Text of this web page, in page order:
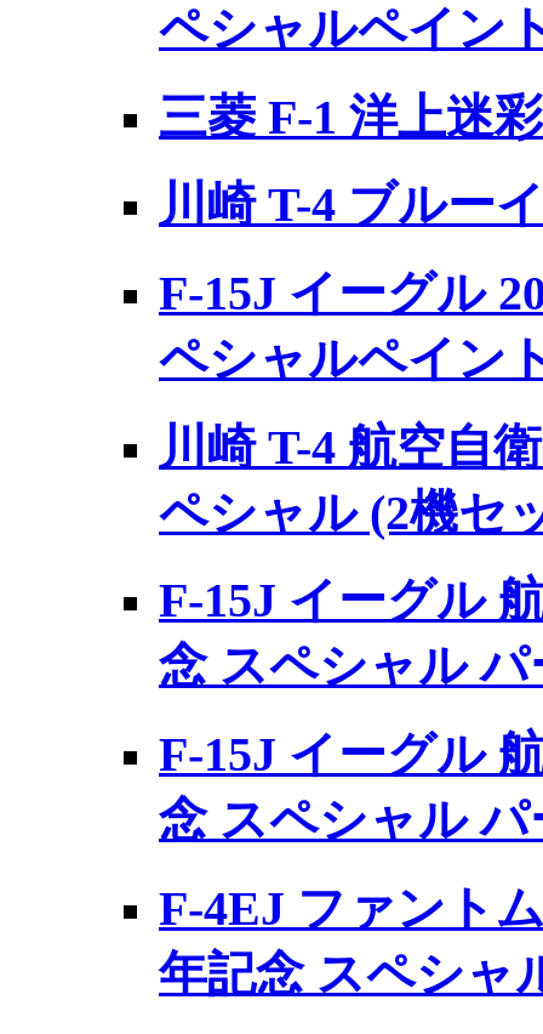
ペシャルペイン
三菱 F-1 洋上迷
川崎 T-4 ブルー
F-15J イーグル
ペシャルペイン
川崎 T-4 航空自
ペシャル (2機セ
F-15J イーグル
念 スペシャル パ
F-15J イーグル
念 スペシャル パ
F-4EJ ファント
年記念 スペシャ